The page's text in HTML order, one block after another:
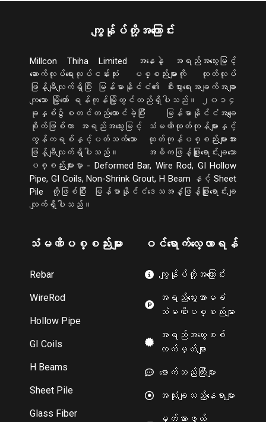
ကျွန်ုပ်တို့အကြောင်း
Millcon Thiha Limited အနေနဲ့ အရည်အသွေးမြင့်
ဆောက်လုပ်ရေးလုပ်ငန်းသုံး ပစ္စည်းများကို ထုတ်လုပ်
ဖြန့်ချီလျက်ရှိပြီး မြန်မာနိုင်ငံ၏ စီးပွားရေးအချက်အချာ
ကျသော မြို့‌တော် ရန်ကုန်မြို့တွင်တည်ရှိပါသည်။ ၂၀၁၄
ခုနှစ်၌စတင်တည်ထောင်ခဲ့ပြီး မြန်မာနိုင်ငံအချေ
စိုက်ဖြစ်ကာ အရည်အသွေးမြင့် သံမဏိထုတ်ကုန်များနှင့်
ကွန်ကရစ်နှင့်ပတ်သက်သော ထုတ်ကုန်ပစ္စည်းများအား
ဖြန့်ချီလျက်ရှိပါသည်။ အဓိကဖြန့်ဖြူးရောင်းချသော
ပစ္စည်းများမှာ - Deformed Bar, Wire Rod, GI Hollow
Pipe, GI Coils, Non-Shrink Grout, H Beam နှင့် Sheet
Pile တို့ဖြစ်ပြီး မြန်မာနိုင်ငံဒေသအနှံ့ဖြန့်ဖြူးရောင်းချ
လျက်ရှိပါသည်။
သံမဏိပစ္စည်းများ
Rebar
WireRod
Hollow Pipe
GI Coils
H Beams
Sheet Pile
Glass Fiber
ဝင်ရောက်လေ့လာရန်
ကျွန်ုပ်တို့အကြောင်း
အရည်သွေးအာမခံ
သံမဏိပစ္စည်းများ
အရည်အသွေးစစ်
လက်မှတ်များ
ဖောက်သည်ကြီးများ
အသုံးချသည့်နေရာများ
မှတ်သားဖွယ်